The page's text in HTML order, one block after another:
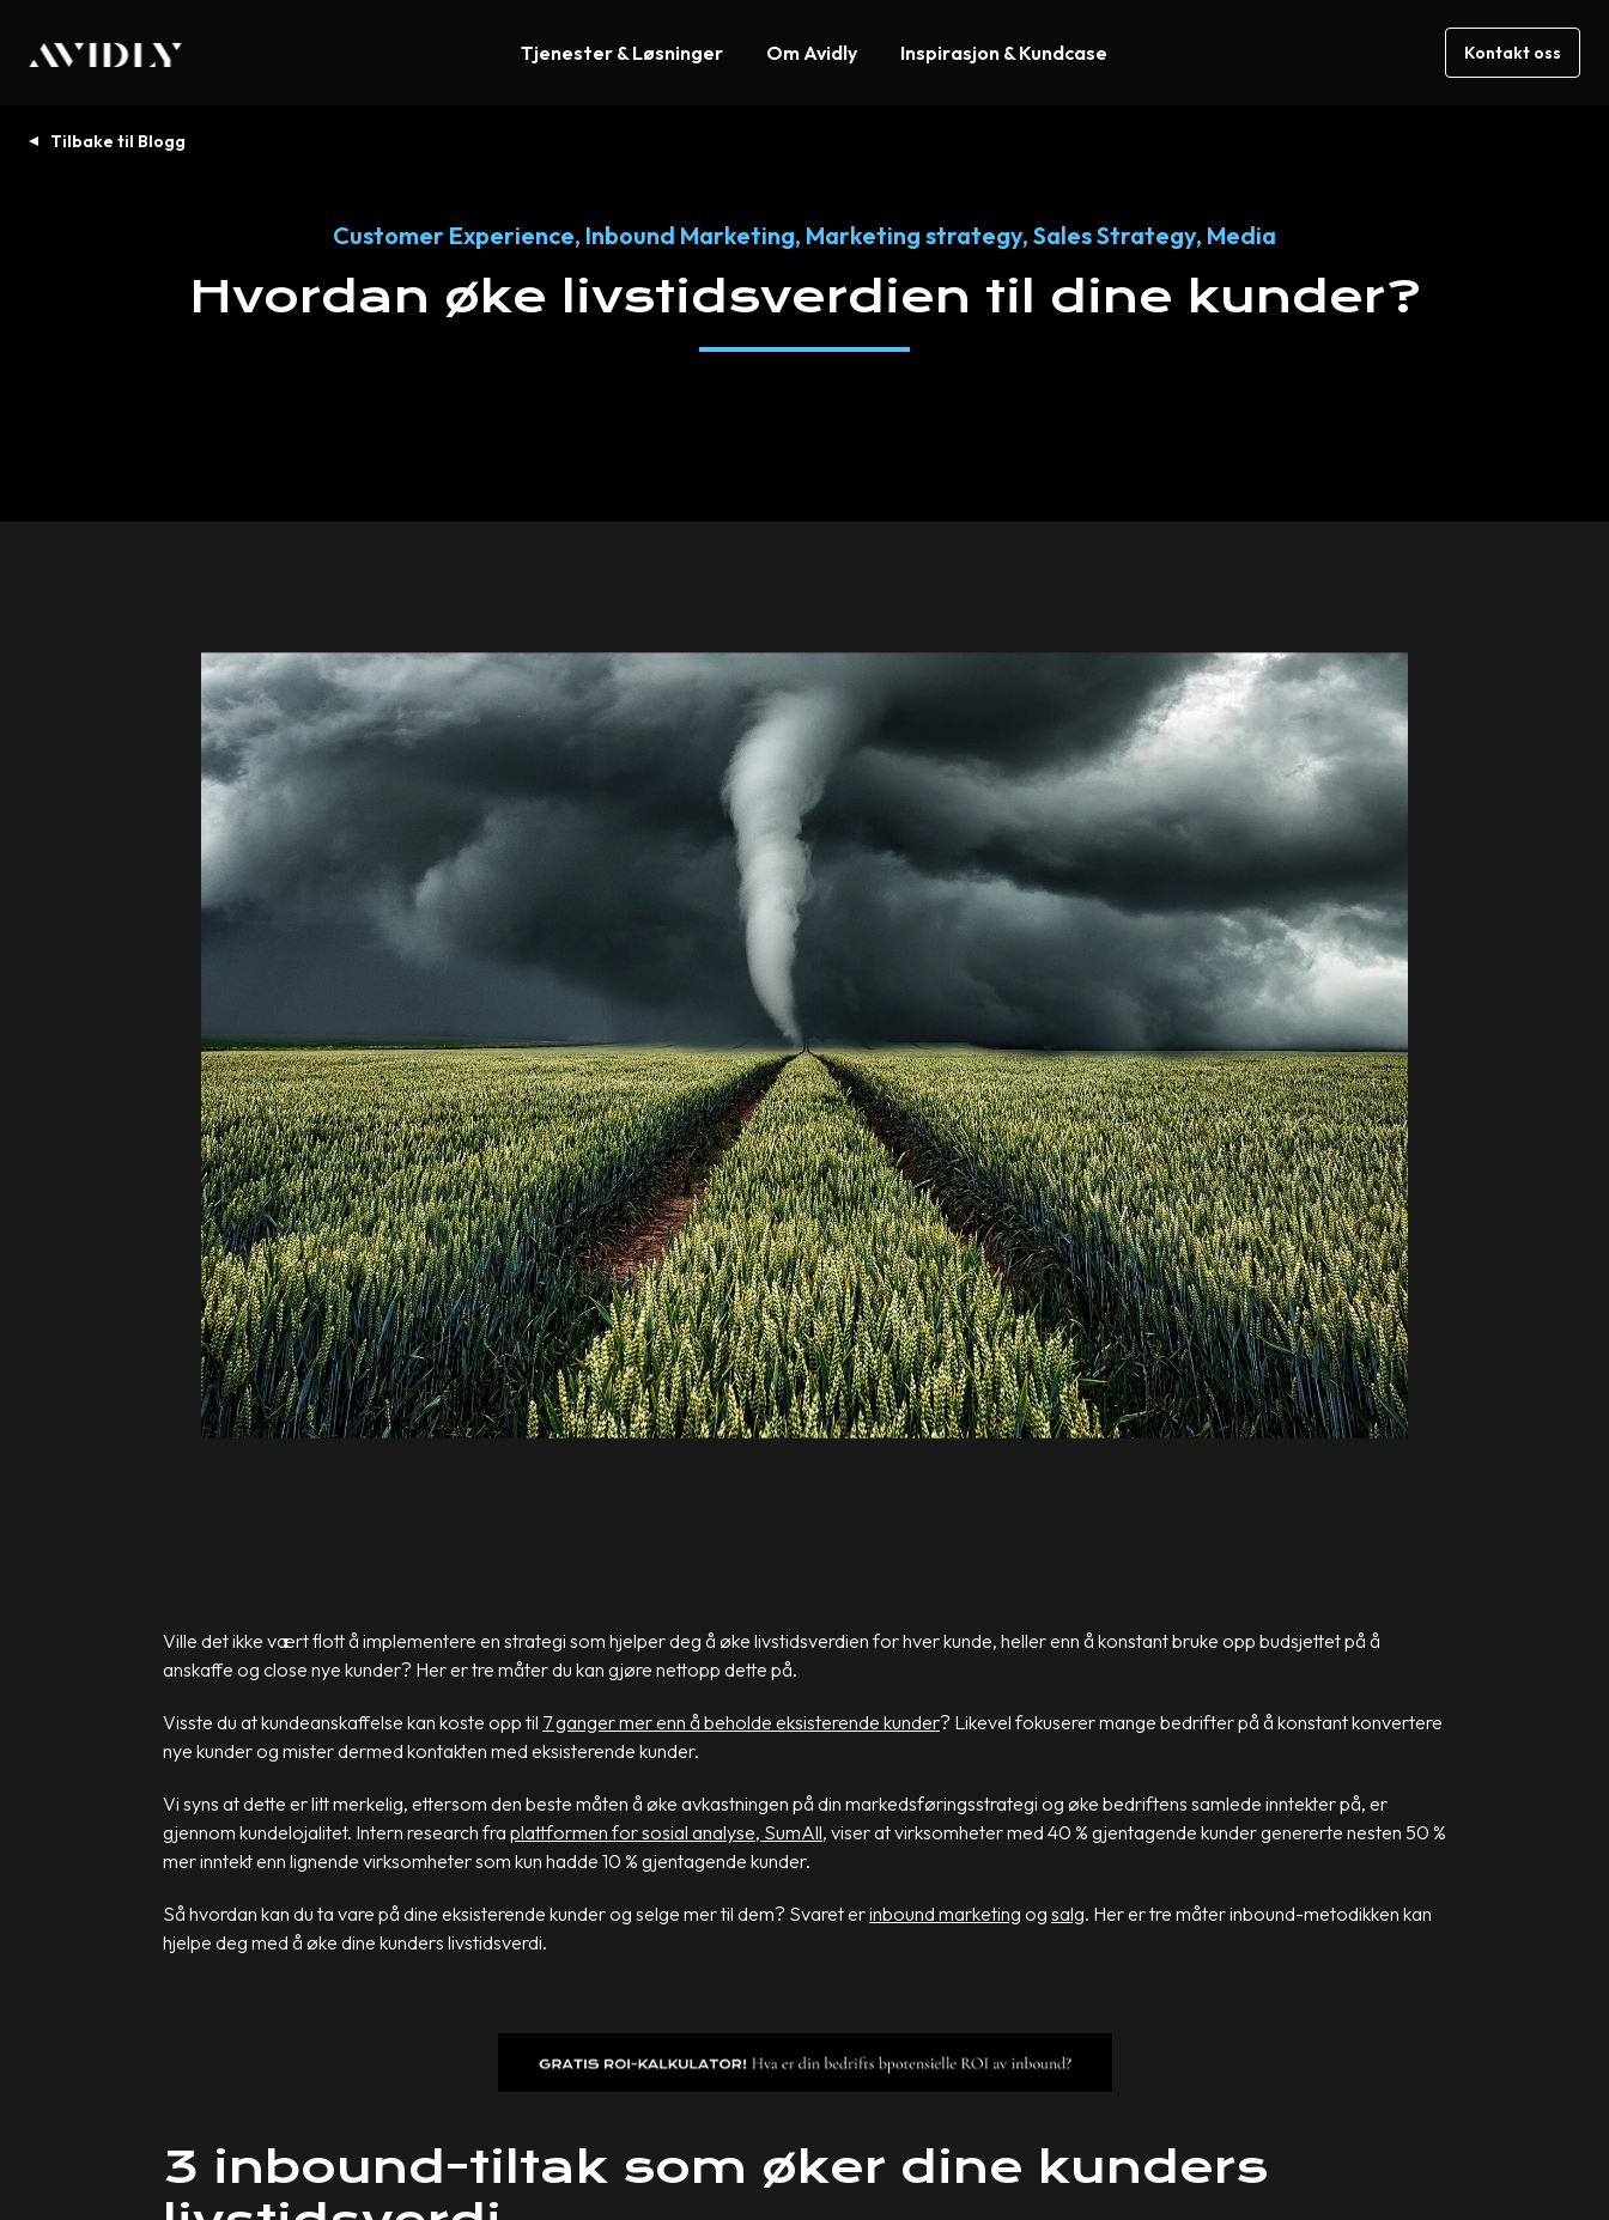
Tjenester & Løsninger Om Avidly Inspirasjon & Kundcase Kontakt oss
Tilbake til Blogg
Customer Experience, Inbound Marketing, Marketing strategy, Sales Strategy, Media
Hvordan øke livstidsverdien til dine kunder?
Ville det ikke vært flott å implementere en strategi som hjelper deg å øke livstidsverdien for hver kunde, heller enn å konstant bruke opp budsjettet på å
anskaffe og close nye kunder? Her er tre måter du kan gjøre nettopp dette på.
Visste du at kundeanskaffelse kan koste opp til 7 ganger mer enn å beholde eksisterende kunder? Likevel fokuserer mange bedrifter på å konstant konvertere
nye kunder og mister dermed kontakten med eksisterende kunder.
Vi syns at dette er litt merkelig, ettersom den beste måten å øke avkastningen på din markedsføringsstrategi og øke bedriftens samlede inntekter på, er
gjennom kundelojalitet. Intern research fra plattformen for sosial analyse, SumAll, viser at virksomheter med 40 % gjentagende kunder genererte nesten 50 %
mer inntekt enn lignende virksomheter som kun hadde 10 % gjentagende kunder.
Så hvordan kan du ta vare på dine eksisterende kunder og selge mer til dem? Svaret erinbound marketing og salg. Her er tre måter inbound-metodikken kan
hjelpe deg med å øke dine kunders livstidsverdi.
3 inbound-tiltak som øker dine kunders